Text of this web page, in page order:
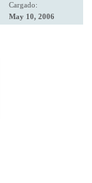
Cargado:
May 10, 2006